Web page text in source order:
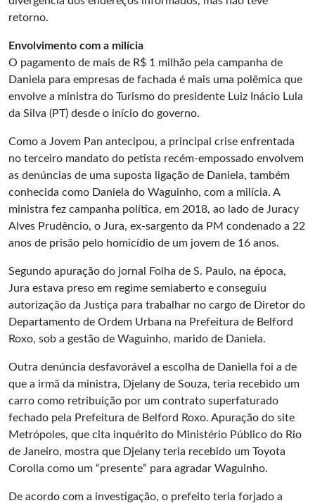
retorno.
Envolvimento com a milícia
O pagamento de mais de R$ 1 milhão pela campanha de
Daniela para empresas de fachada é mais uma polêmica que
envolve a ministra do Turismo do presidente Luiz Inácio Lula
da Silva (PT) desde o início do governo.
Como a Jovem Pan antecipou, a principal crise enfrentada
no terceiro mandato do petista recém-empossado envolvem
as denúncias de uma suposta ligação de Daniela, também
conhecida como Daniela do Waguinho, com a milícia. A
ministra fez campanha política, em 2018, ao lado de Juracy
Alves Prudêncio, o Jura, ex-sargento da PM condenado a 22
anos de prisão pelo homicídio de um jovem de 16 anos.
Segundo apuração do jornal Folha de S. Paulo, na época,
Jura estava preso em regime semiaberto e conseguiu
autorização da Justiça para trabalhar no cargo de Diretor do
Departamento de Ordem Urbana na Prefeitura de Belford
Roxo, sob a gestão de Waguinho, marido de Daniela.
Outra denúncia desfavorável a escolha de Daniella foi a de
que a irmã da ministra, Djelany de Souza, teria recebido um
carro como retribuição por um contrato superfaturado
fechado pela Prefeitura de Belford Roxo. Apuração do site
Metrópoles, que cita inquérito do Ministério Público do Rio
de Janeiro, mostra que Djelany teria recebido um Toyota
Corolla como um “presente” para agradar Waguinho.
De acordo com a investigação, o prefeito teria forjado a